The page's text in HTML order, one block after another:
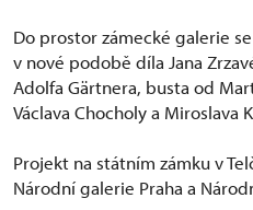
Do prostor zámecké galerie
v nové podobě díla Jana
Adolfa Gärtnera, busta od
Václava Chocholy a Miroslava
Projekt na státním zámku v
Národní galerie Praha a